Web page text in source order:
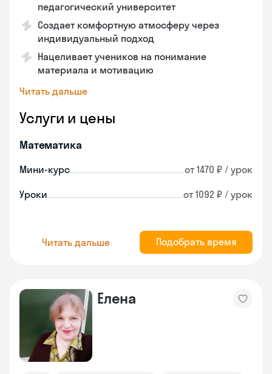
педагогический университет
Создает комфортную атмосферу через
индивидуальный подход
Нацеливает учеников на понимание
материала и мотивацию
Читать дальше
Услуги и цены
Математика
Мини-курс от 1470 ₽ / урок
Уроки от 1092 ₽ / урок
Читать дальше Подобрать время
Елена